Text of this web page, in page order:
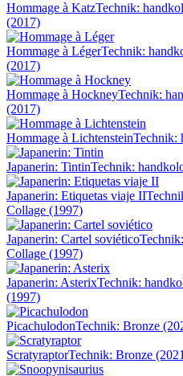
Hommage à KatzTechnik:
(2017)
Hommage à LégerTechnik:
(2017)
Hommage à HockneyTechnik:
(2017)
Hommage à LichtensteinTechnik:
Japanerin: TintinTechnik:
Japanerin: Etiquetas viaje II
Collage (1997)
Japanerin: Cartel soviético
Collage (1997)
Japanerin: AsterixTechnik:
(1997)
PicachulodonTechnik: Bronze
ScratyraptorTechnik: Bronze